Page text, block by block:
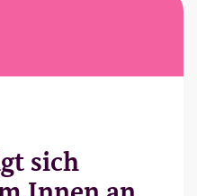
sich